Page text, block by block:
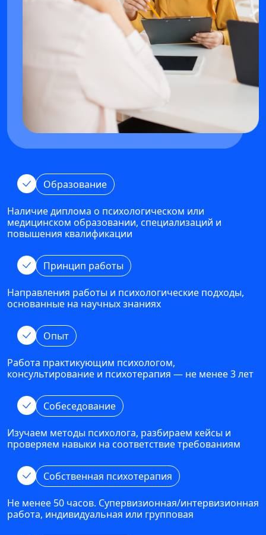
Образование
Наличие диплома о психологическом или
медицинском образовании, специализаций и
повышения квалификации
Принцип работы
Направления работы и психологические подходы,
основанные на научных знаниях
Опыт
Работа практикующим психологом,
консультирование и психотерапия — не менее 3 лет
Собеседование
Изучаем методы психолога, разбираем кейсы и
проверяем навыки на соответствие требованиям
Собственная психотерапия
Не менее 50 часов. Супервизионная/интервизионная
работа, индивидуальная или групповая